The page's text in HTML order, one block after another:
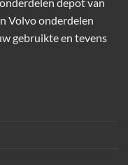
Volvo onderdelen
gebruikte en tevens